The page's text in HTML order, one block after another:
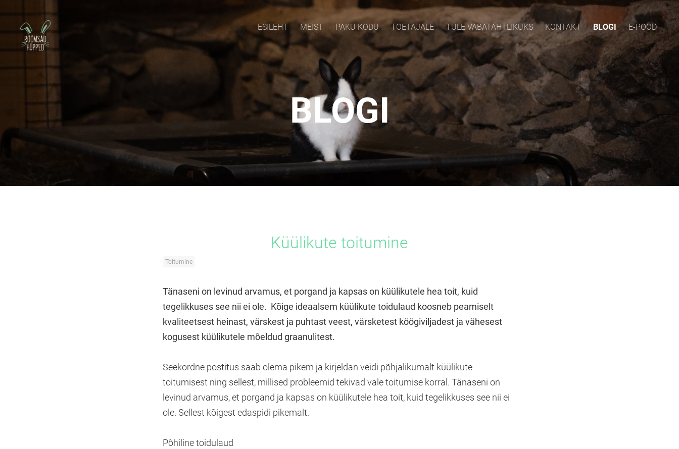
ESILEHT MEIST PAKU KODU TOETAJALE TULE VABATAHTLIKUKS KONTAKT BLOGI E-POOD
BLOGI
Küülikute toitumine
Toitumine
Tänaseni on levinud arvamus, et porgand ja kapsas on küülikutele hea toit, kuid
tegelikkuses see nii ei ole. Kõige ideaalsem küülikute toidulaud koosneb peamiselt
kvaliteetsest heinast, värskest ja puhtast veest, värsketest köögiviljadest ja vähesest
kogusest küülikutele mõeldud graanulitest.
Seekordne postitus saab olema pikem ja kirjeldan veidi põhjalikumalt küülikute
toitumisest ning sellest, millised probleemid tekivad vale toitumise korral. Tänaseni on
levinud arvamus, et porgand ja kapsas on küülikutele hea toit, kuid tegelikkuses see nii ei
ole. Sellest kõigest edaspidi pikemalt.
Põhiline toidulaud